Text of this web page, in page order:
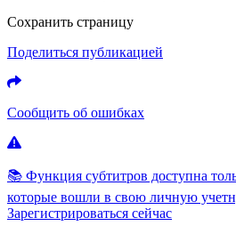
Сохранить страницу
Поделиться публикацией
Сообщить об ошибках
📚 Функция субтитров доступна
которые вошли в свою личную
Зарегистрироваться сейчас